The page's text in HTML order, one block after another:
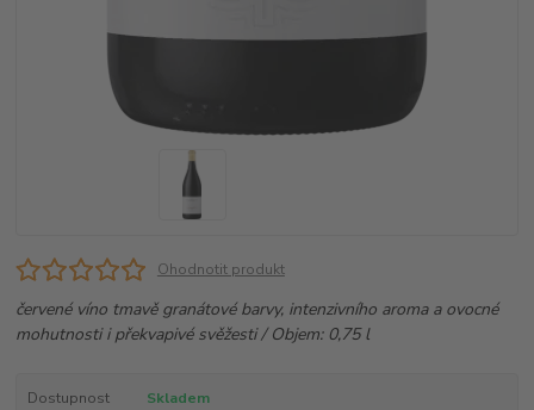
Ohodnotit produkt
červené víno tmavě granátové barvy, intenzivního aroma a ovocné
mohutnosti i překvapivé svěžesti / Objem: 0,75 l
Dostupnost
Skladem